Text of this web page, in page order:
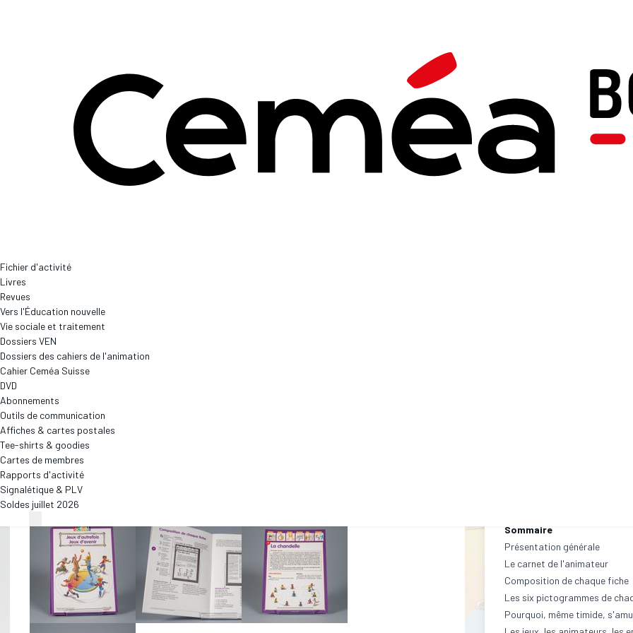
Fichier d'activité
Livres
Revues
Vers l'Éducation nouvelle
Vie sociale et traitement
Dossiers VEN
Dossiers des cahiers de l'animation
Cahier Ceméa Suisse
DVD
Abonnements
Outils de communication
Affiches & cartes postales
Tee-shirts & goodies
Cartes de membres
Rapports d'activité
Signalétique & PLV
Soldes juillet 2026
Boutique Fichiers d'activité
Fichier - Jeux
Réf: PFIC-AUTREFOIS
Sommaire
Présentation générale
Le carnet de l'animateur
Composition de chaque fiche
Les six pictogrammes de
Pourquoi, même timide,